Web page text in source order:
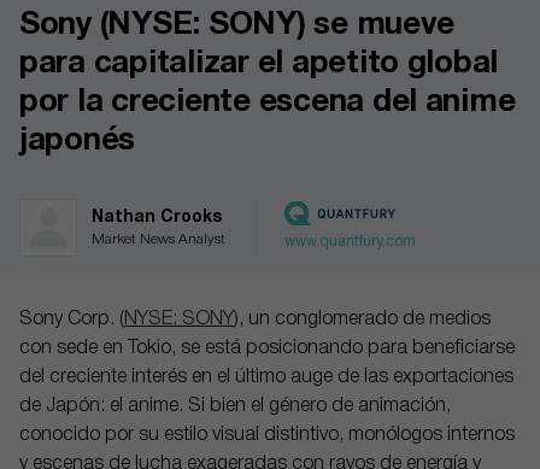
Sony (NYSE: SONY) se mueve
para capitalizar el apetito global
por la creciente escena del anime
japonés
Nathan Crooks
Market News Analyst www.quantfury.com
Sony Corp. ( NYSE: SONY ), un conglomerado de medios
con sede en Tokio, se está posicionando para beneficiarse
del creciente interés en el último auge de las exportaciones
de Japón: el anime. Si bien el género de animación,
conocido por su estilo visual distintivo, monólogos internos
y escenas de lucha exageradas con rayos de energía y